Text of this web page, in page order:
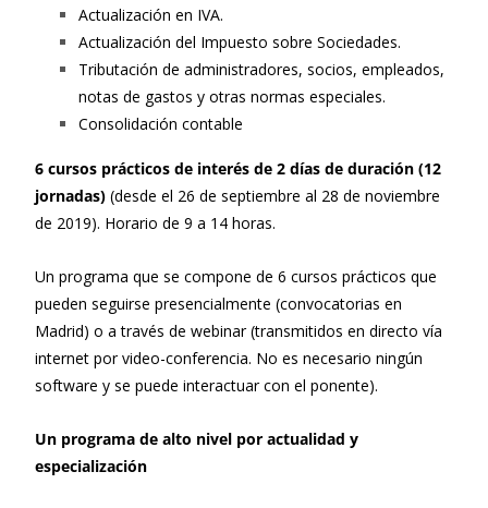
Actualización en IVA.
Actualización del Impuesto sobre Sociedades.
Tributación de administradores, socios, empleados,
notas de gastos y otras normas especiales.
Consolidación contable
6 cursos prácticos de interés de 2 días de duración (12
jornadas) (desde el 26 de septiembre al 28 de noviembre
de 2019). Horario de 9 a 14 horas.
Un programa que se compone de 6 cursos prácticos que
pueden seguirse presencialmente (convocatorias en
Madrid) o a través de webinar (transmitidos en directo vía
internet por video-conferencia. No es necesario ningún
software y se puede interactuar con el ponente).
Un programa de alto nivel por actualidad y
especialización